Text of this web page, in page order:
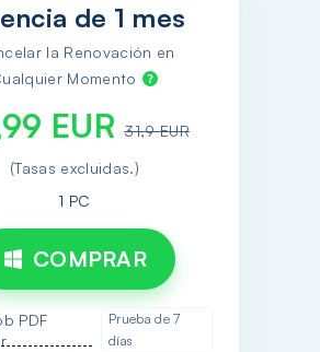
de 1 mes
la Renovación en
Momento
EUR 31,9 EUR
(Tasas excluidas.)
1 PC
COMPRAR
PDF
Prueba de 7
días